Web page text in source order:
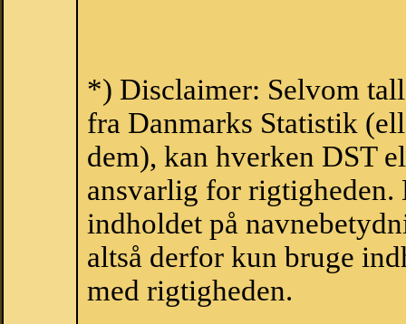
*) Disclaimer: Selvom
fra Danmarks Statistik
dem), kan hverken DST
ansvarlig for
indholdet på
altså derfor kun bruge
med rigtigheden.